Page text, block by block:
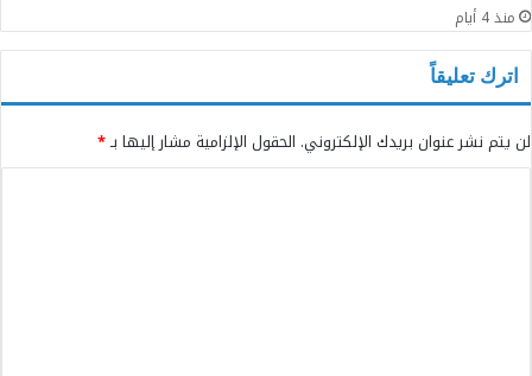
منذ 4 أيام
اترك تعليقاً
لن يتم نشر عنوان بريدك الإلكتروني. الحقول الإلزامية مشار إليها بـ*